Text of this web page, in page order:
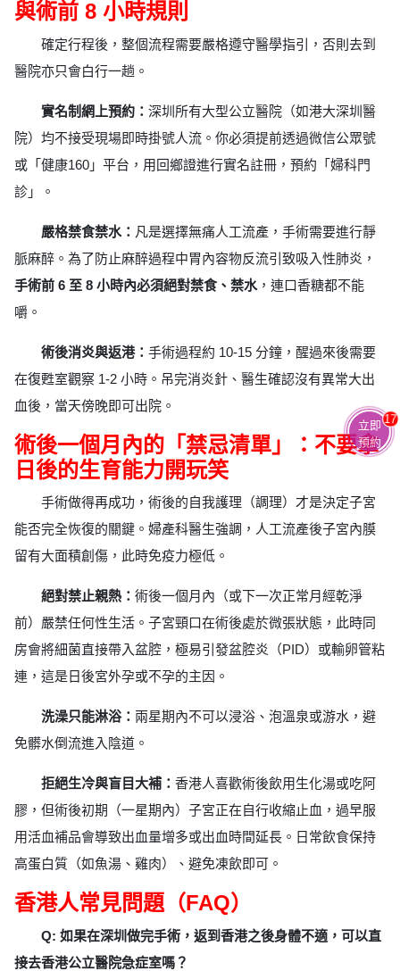
與術前 8 小時規則
確定行程後，整個流程需要嚴格遵守醫學指引，否則去到
醫院亦只會白行一趟。
實名制網上預約： 深圳所有大型公立醫院（如港大深圳醫
院）均不接受現場即時掛號人流。你必須提前透過微信公眾號
或「健康160」平台，用回鄉證進行實名註冊，預約「婦科門
診」。
嚴格禁食禁水： 凡是選擇無痛人工流產，手術需要進行靜
脈麻醉。為了防止麻醉過程中胃內容物反流引致吸入性肺炎，
手術前 6 至 8 小時內必須絕對禁食、禁水，連口香糖都不能
嚼。
術後消炎與返港： 手術過程約 10-15 分鐘，醒過來後需要
在復甦室觀察 1-2 小時。吊完消炎針、醫生確認沒有異常大出
血後，當天傍晚即可出院。
術後一個月內的「禁忌清單」：不要拿
日後的生育能力開玩笑
手術做得再成功，術後的自我護理（調理）才是決定子宮
能否完全恢復的關鍵。婦產科醫生強調，人工流產後子宮內膜
留有大面積創傷，此時免疫力極低。
絕對禁止親熱： 術後一個月內（或下一次正常月經乾淨
前）嚴禁任何性生活。子宮頸口在術後處於微張狀態，此時同
房會將細菌直接帶入盆腔，極易引發盆腔炎（PID）或輸卵管粘
連，這是日後宮外孕或不孕的主因。
洗澡只能淋浴： 兩星期內不可以浸浴、泡溫泉或游水，避
免髒水倒流進入陰道。
拒絕生冷與盲目大補： 香港人喜歡術後飲用生化湯或吃阿
膠，但術後初期（一星期內）子宮正在自行收縮止血，過早服
用活血補品會導致出血量增多或出血時間延長。日常飲食保持
高蛋白質（如魚湯、雞肉）、避免凍飲即可。
香港人常見問題（FAQ）
Q: 如果在深圳做完手術，返到香港之後身體不適，可以直
接去香港公立醫院急症室嗎？
立即
預約
17